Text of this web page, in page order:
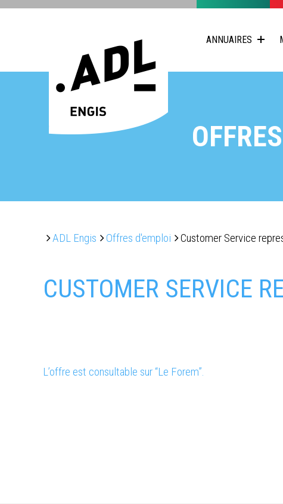
ANNUAIRES
ADL Engis Offres d'emploi Customer Service
CUSTOMER SERVICE
L’offre est consultable sur “Le Forem”.